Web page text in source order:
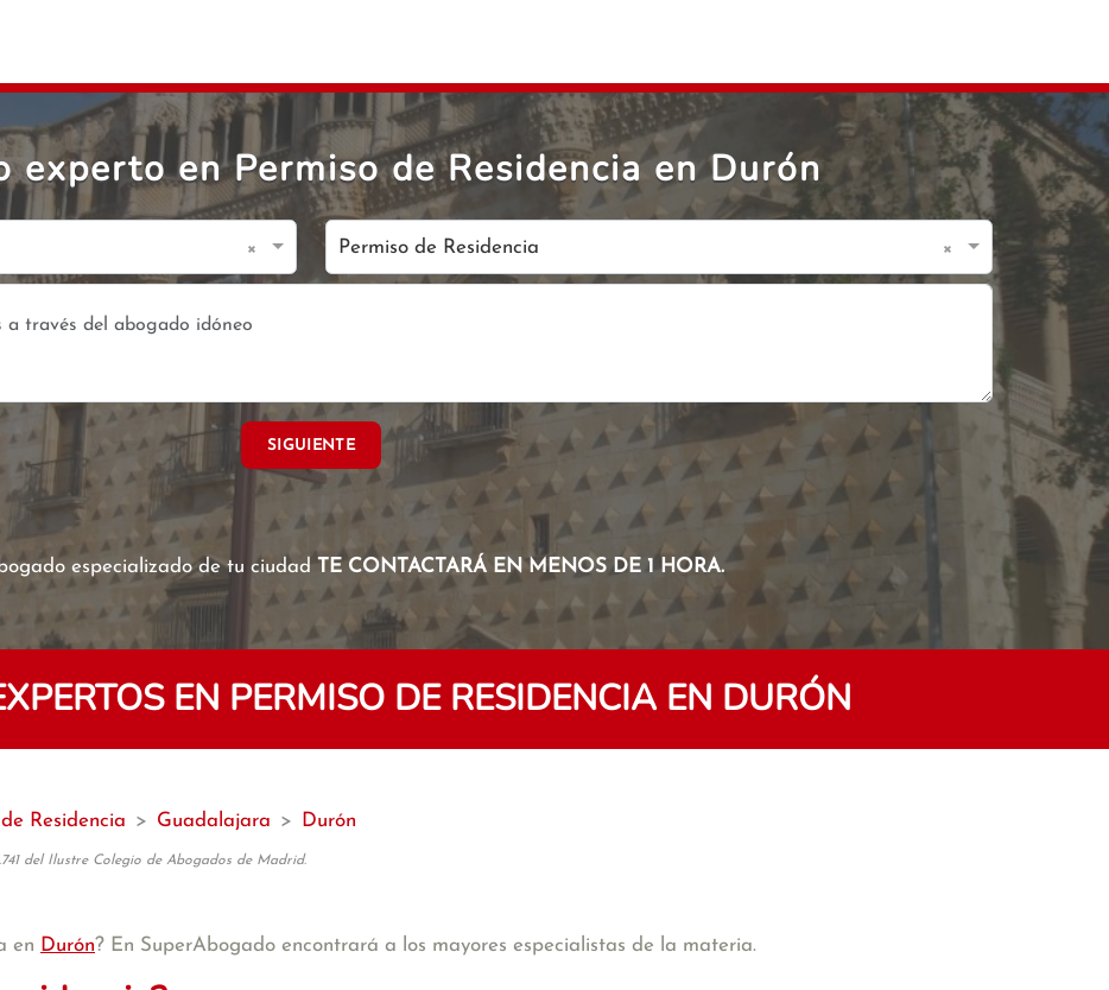
experto en Permiso de Residencia en Durón
× Permiso de Residencia ×
SIGUIENTE
especializado de tu ciudad TE CONTACTARÁ EN MENOS DE 1 HORA.
EN PERMISO DE RESIDENCIA EN DURÓN
Residencia > Guadalajara > Durón
del Ilustre Colegio de Abogados de Madrid.
en Durón? En SuperAbogado encontrará a los mayores especialistas de la materia.